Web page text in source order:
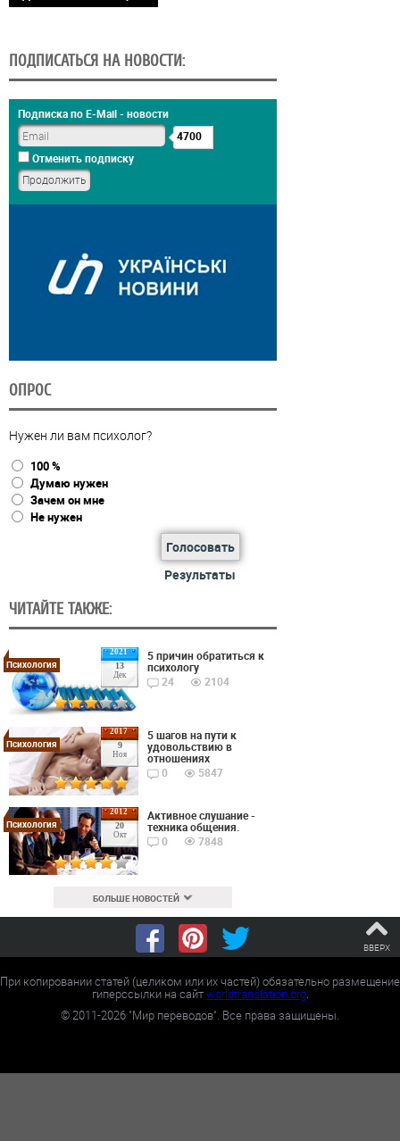
ПОДПИСАТЬСЯ НА НОВОСТИ:
Подписка по E-Mail - новости
4700
Отменить подписку
ОПРОС
Нужен ли вам психолог?
100 %
Думаю нужен
Зачем он мне
Не нужен
Голосовать
Результаты
ЧИТАЙТЕ ТАКЖЕ:
2021
13
Дек
Психология
5 причин обратиться к
психологу
24
2104
2017
9
Ноя
Психология
5 шагов на пути к
удовольствию в
отношениях
0
5847
2012
20
Окт
Психология
Активное слушание -
техника общения.
0
7848
БОЛЬШЕ НОВОСТЕЙ
ВВЕРХ
При копировании статей (целиком или их частей) обязательно размещение
гиперссылки на сайтworldtranslation.org.
©2011-2026 "Мир переводов". Все права защищены.